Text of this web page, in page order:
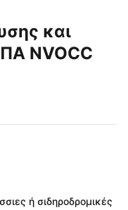
και
NVOCC
ή σιδηροδρομικές